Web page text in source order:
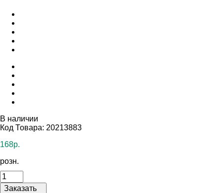
В наличии
Код Товара: 20213883
168р.
розн.
Заказать